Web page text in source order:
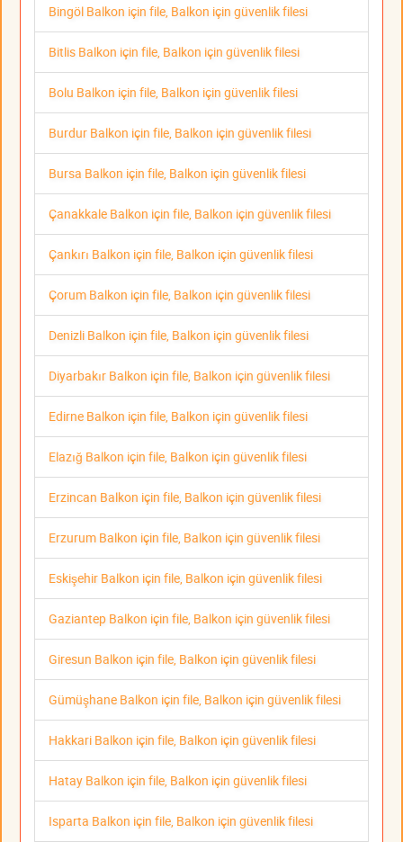
Bingöl Balkon için file, Balkon için güvenlik filesi
Bitlis Balkon için file, Balkon için güvenlik filesi
Bolu Balkon için file, Balkon için güvenlik filesi
Burdur Balkon için file, Balkon için güvenlik filesi
Bursa Balkon için file, Balkon için güvenlik filesi
Çanakkale Balkon için file, Balkon için güvenlik filesi
Çankırı Balkon için file, Balkon için güvenlik filesi
Çorum Balkon için file, Balkon için güvenlik filesi
Denizli Balkon için file, Balkon için güvenlik filesi
Diyarbakır Balkon için file, Balkon için güvenlik filesi
Edirne Balkon için file, Balkon için güvenlik filesi
Elazığ Balkon için file, Balkon için güvenlik filesi
Erzincan Balkon için file, Balkon için güvenlik filesi
Erzurum Balkon için file, Balkon için güvenlik filesi
Eskişehir Balkon için file, Balkon için güvenlik filesi
Gaziantep Balkon için file, Balkon için güvenlik filesi
Giresun Balkon için file, Balkon için güvenlik filesi
Gümüşhane Balkon için file, Balkon için güvenlik filesi
Hakkari Balkon için file, Balkon için güvenlik filesi
Hatay Balkon için file, Balkon için güvenlik filesi
Isparta Balkon için file, Balkon için güvenlik filesi